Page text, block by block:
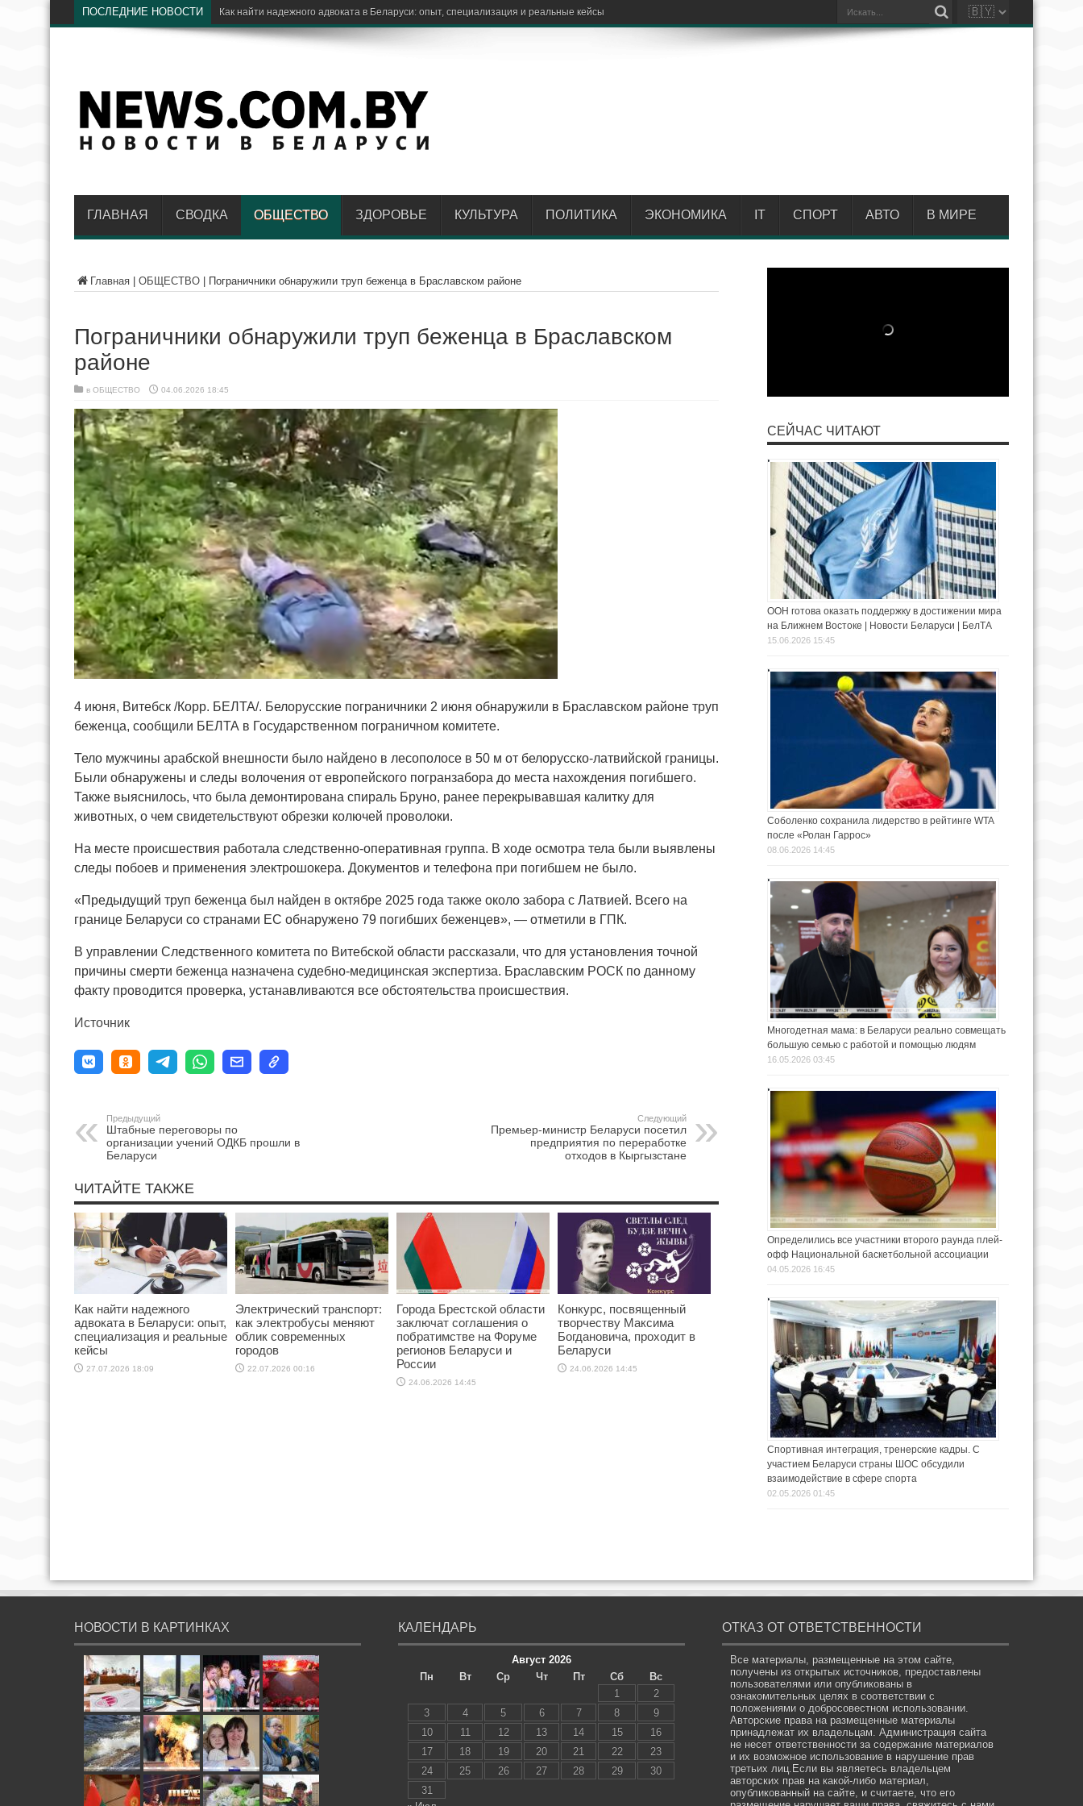
ПОСЛЕДНИЕ НОВОСТИ Э
ГЛАВНАЯ СВОДКА ОБЩЕСТВО ЗДОРОВЬЕ КУЛЬТУРА ПОЛИТИКА ЭКОНОМИКА IT СПОРТ АВТО В МИРЕ
Главная ОБЩЕСТВО Пограничники обнаружили труп беженца в Браславском районе
Пограничники обнаружили труп беженца в Браславском
районе
в ОБЩЕСТВО 04.06.2026 18:45
4 июня, Витебск /Корр. БЕЛТА/. Белорусские пограничники 2 июня обнаружили в Браславском районе труп
беженца, сообщили БЕЛТА в Государственном пограничном комитете.
Тело мужчины арабской внешности было найдено в лесополосе в 50 м от белорусско-латвийской границы.
Были обнаружены и следы волочения от европейского погранзабора до места нахождения погибшего.
Также выяснилось, что была демонтирована спираль Бруно, ранее перекрывавшая калитку для
животных, о чем свидетельствуют обрезки колючей проволоки.
На месте происшествия работала следственно-оперативная группа. В ходе осмотра тела были выявлены
следы побоев и применения электрошокера. Документов и телефона при погибшем не было.
«Предыдущий труп беженца был найден в октябре 2025 года также около забора с Латвией. Всего на
границе Беларуси со странами ЕС обнаружено 79 погибших беженцев», — отметили в ГПК.
В управлении Следственного комитета по Витебской области рассказали, что для установления точной
причины смерти беженца назначена судебно-медицинская экспертиза. Браславским РОСК по данному
факту проводится проверка, устанавливаются все обстоятельства происшествия.
Источник
Предыдущий
Штабные переговоры по
организации учений ОДКБ прошли в
Беларуси
Следующий
Премьер-министр Беларуси посетил
предприятия по переработке
отходов в Кыргызстане
ЧИТАЙТЕ ТАКЖЕ
Как найти надежного
адвоката в Беларуси: опыт,
специализация и реальные
кейсы
27.07.2026 18:09
Электрический транспорт:
как электробусы меняют
облик современных
городов
22.07.2026 00:16
Города Брестской области
заключат соглашения о
побратимстве на Форуме
регионов Беларуси и
России
24.06.2026 14:45
Конкурс, посвященный
творчеству Максима
Богдановича, проходит в
Беларуси
24.06.2026 14:45
СЕЙЧАС ЧИТАЮТ
ООН готова оказать поддержку в достижении мира
на Ближнем Востоке | Новости Беларуси | БелТА
15.06.2026 15:45
Соболенко сохранила лидерство в рейтинге WTA
после «Ролан Гаррос»
08.06.2026 14:45
Многодетная мама: в Беларуси реально совмещать
большую семью с работой и помощью людям
16.05.2026 03:45
Определились все участники второго раунда плей-
офф Национальной баскетбольной ассоциации
04.05.2026 16:45
Спортивная интеграция, тренерские кадры. С
участием Беларуси страны ШОС обсудили
взаимодействие в сфере спорта
02.05.2026 01:45
НОВОСТИ В КАРТИНКАХ КАЛЕНДАРЬ
Август 2026
Пн
Вт Ср Чт Пт Сб
Вс
1
2
3
4 5 6 7 8
9
10
11 12 13 14 15
16
17
18 19 20 21 22
23
24
25 26 27 28 29
30
31
ОТКАЗ ОТ ОТВЕТСТВЕННОСТИ
Все материалы, размещенные на этом сайте,
получены из открытых источников, предоставлены
пользователями или опубликованы в
ознакомительных целях в соответствии с
положениями о добросовестном использовании.
Авторские права на размещенные материалы
принадлежат их владельцам. Администрация сайта
не несет ответственности за содержание материалов
и их возможное использование в нарушение прав
третьих лиц.Если вы являетесь владельцем
авторских прав на какой-либо материал,
опубликованный на сайте, и считаете, что его